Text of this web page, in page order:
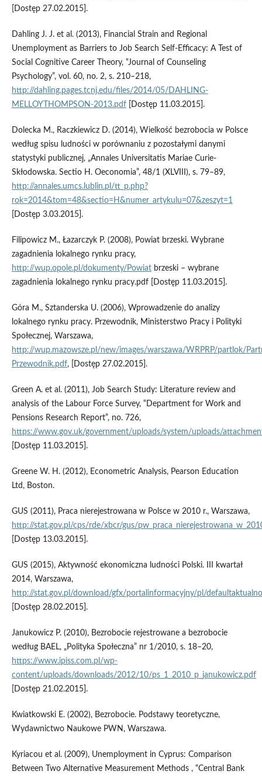
[Dostęp 27.02.2015].
Dahling J. J. et al. (2013), Financial Strain and Regional
Unemployment as Barriers to Job Search Self-Efficacy: A Test of
Social Cognitive Career Theory, “Journal of Counseling
Psychology”, vol. 60, no. 2, s. 210–218,
http://dahling.pages.tcnj.edu/files/2014/05/DAHLING-
MELLOYTHOMPSON-2013.pdf[Dostęp 11.03.2015].
Dolecka M., Raczkiewicz D. (2014), Wielkość bezrobocia w Polsce
według spisu ludności w porównaniu z pozostałymi danymi
statystyki publicznej, „Annales Universitatis Mariae Curie-
Skłodowska. Sectio H. Oeconomia”, 48/1 (XLVIII), s. 79–89,
http://annales.umcs.lublin.pl/tt_p.php?
rok=2014&tom=48&sectio=H&numer_artykulu=07&zeszyt=1
[Dostęp 3.03.2015].
Filipowicz M., Łazarczyk P. (2008), Powiat brzeski. Wybrane
zagadnienia lokalnego rynku pracy,
http://wup.opole.pl/dokumenty/Powiatbrzeski – wybrane
zagadnienia lokalnego rynku pracy.pdf [Dostęp 11.03.2015].
Góra M., Sztanderska U. (2006), Wprowadzenie do analizy
lokalnego rynku pracy. Przewodnik, Ministerstwo Pracy i Polityki
Społecznej, Warszawa,
http://wup.mazowsze.pl/new/images/warszawa/WRPRP/partlok/
Przewodnik.pdf, [Dostęp 27.02.2015].
Green A. et al. (2011), Job Search Study: Literature review and
analysis of the Labour Force Survey, “Department for Work and
Pensions Research Report”, no. 726,
https://www.gov.uk/government/uploads/system/uploads/
[Dostęp 11.03.2015].
Greene W. H. (2012), Econometric Analysis, Pearson Education
Ltd, Boston.
GUS (2011), Praca nierejestrowana w Polsce w 2010 r., Warszawa,
http://stat.gov.pl/cps/rde/xbcr/gus/
[Dostęp 13.03.2015].
GUS (2015), Aktywność ekonomiczna ludności Polski. III kwartał
2014, Warszawa,
http://stat.gov.pl/download/gfx/portalinformacyjny/pl/
[Dostęp 28.02.2015].
Janukowicz P. (2010), Bezrobocie rejestrowane a bezrobocie
według BAEL, „Polityka Społeczna” nr 1/2010, s. 18–20,
https://www.ipiss.com.pl/wp-
content/uploads/downloads/2012/10/ps_1_2010_p_janukowicz.pdf
[Dostęp 21.02.2015].
Kwiatkowski E. (2002), Bezrobocie. Podstawy teoretyczne,
Wydawnictwo Naukowe PWN, Warszawa.
Kyriacou et al. (2009), Unemployment in Cyprus: Comparison
Between Two Alternative Measurement Methods , “Central Bank